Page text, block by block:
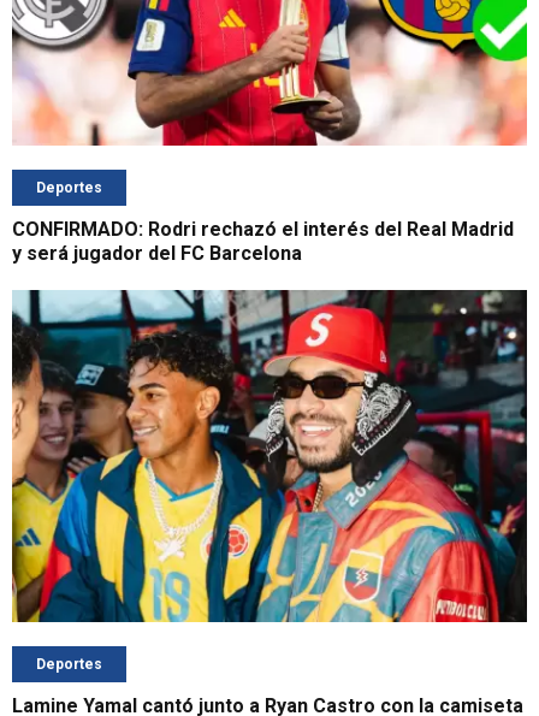
Deportes
CONFIRMADO: Rodri rechazó el interés del Real Madrid
y será jugador del FC Barcelona
Deportes
Lamine Yamal cantó junto a Ryan Castro con la camiseta